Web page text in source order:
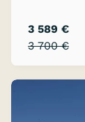
3 700 €
3 589 €